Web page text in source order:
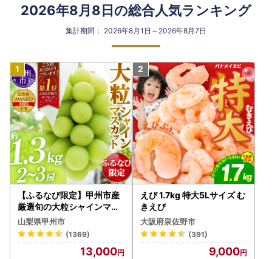
2026年8月8日の総合人気ランキング
集計期間： 2026年8月1日～2026年8月7日
【ふるなび限定】甲州市産
厳選旬の大粒シャインマス
カット 約1.3kg 2～3房【2
026年発送】（MG）B12-
472 FN-Limited-VO シャ
インマスカット フルーツ
山梨県甲州市
(1369)
13,000
えび 1.7kg 特大5Lサイズ む
きえび
大阪府泉佐野市
(391)
9,000